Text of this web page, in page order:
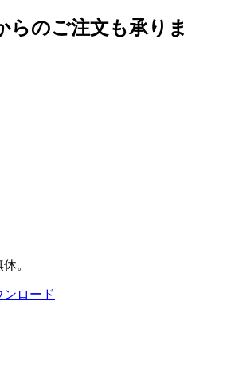
らのご注文も承りま
。
ロード